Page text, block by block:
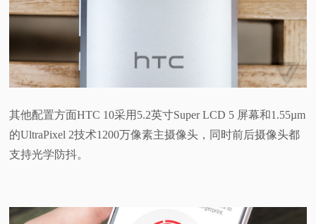
其他配置方面HTC 10采用5.2英寸Super LCD 5 屏幕和1.55µm
的UltraPixel 2技术1200万像素主摄像头，同时前后摄像头都
支持光学防抖。